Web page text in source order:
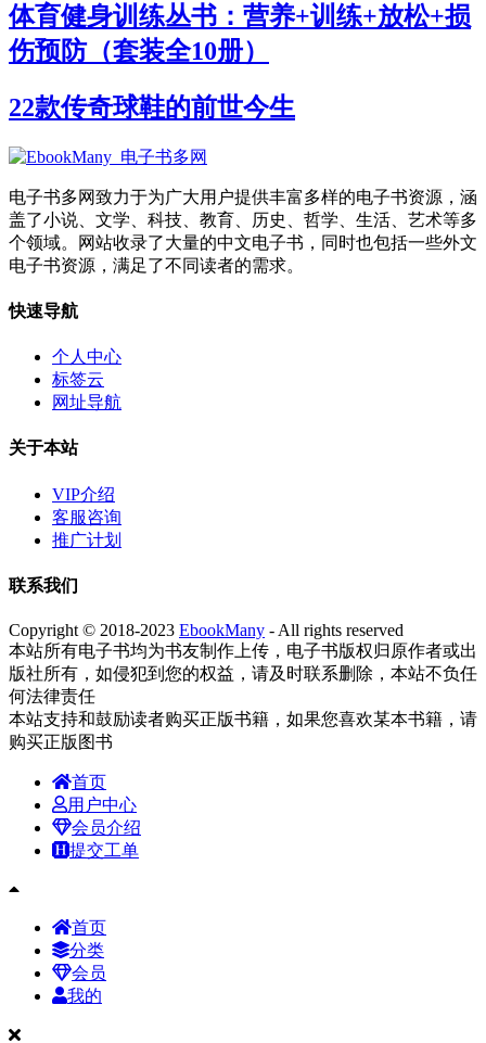
体育健身训练丛书：营养+训练+放松+损
伤预防（套装全10册）
22款传奇球鞋的前世今生
电子书多网致力于为广大用户提供丰富多样的电子书资源，涵
盖了小说、文学、科技、教育、历史、哲学、生活、艺术等多
个领域。网站收录了大量的中文电子书，同时也包括一些外文
电子书资源，满足了不同读者的需求。
快速导航
个人中心
标签云
网址导航
关于本站
VIP介绍
客服咨询
推广计划
联系我们
Copyright © 2018-2023 EbookMany - All rights reserved
本站所有电子书均为书友制作上传，电子书版权归原作者或出
版社所有，如侵犯到您的权益，请及时联系删除，本站不负任
何法律责任
本站支持和鼓励读者购买正版书籍，如果您喜欢某本书籍，请
购买正版图书
首页
用户中心
会员介绍
提交工单
首页
分类
会员
我的